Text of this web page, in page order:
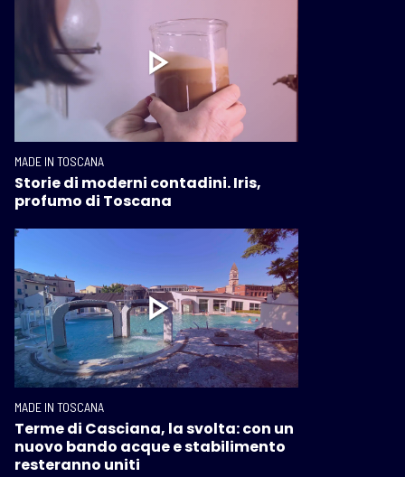
MADE IN TOSCANA
Storie di moderni contadini. Iris,
profumo di Toscana
MADE IN TOSCANA
Terme di Casciana, la svolta: con un
nuovo bando acque e stabilimento
resteranno uniti